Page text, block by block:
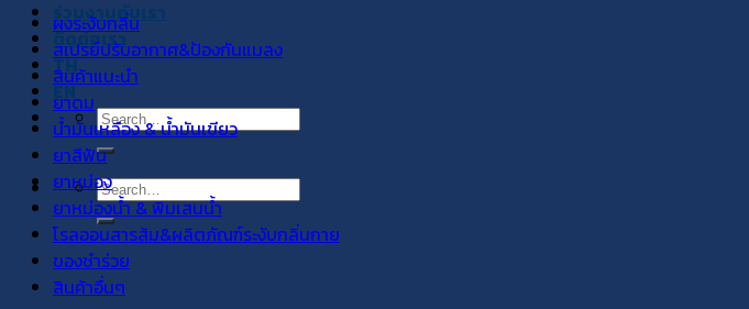
ร่วมงานกับเรา
ติดต่อเรา
TH
EN
Search
for:
Search
for:
ผงระงับกลิ่น
สเปรย์ปรับอากาศ&ป้องกันแมลง
สินค้าแนะนำ
ยาดม
น้ำมันเหลือง & น้ำมันเขียว
ยาสีฟัน
ยาหม่อง
ยาหม่องน้ำ & พิมเสนน้ำ
โรลออนสารส้ม&ผลิตภัณฑ์ระงับกลิ่นกาย
ของชำร่วย
สินค้าอื่นๆ